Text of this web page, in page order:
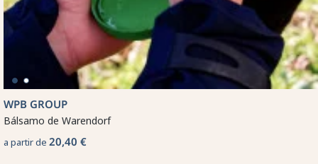
WPB GROUP
Bálsamo de Warendorf
a partir de 20,40 €